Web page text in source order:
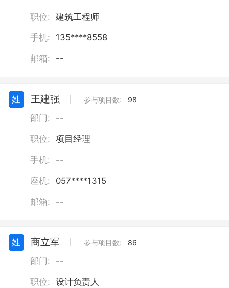
职位: 建筑工程师
手机: 135****8558
邮箱: --
姓 王建强 参与项目数: 98
部门: --
职位: 项目经理
手机: --
座机: 057****1315
邮箱: --
姓 商立军 参与项目数: 86
部门: --
职位: 设计负责人